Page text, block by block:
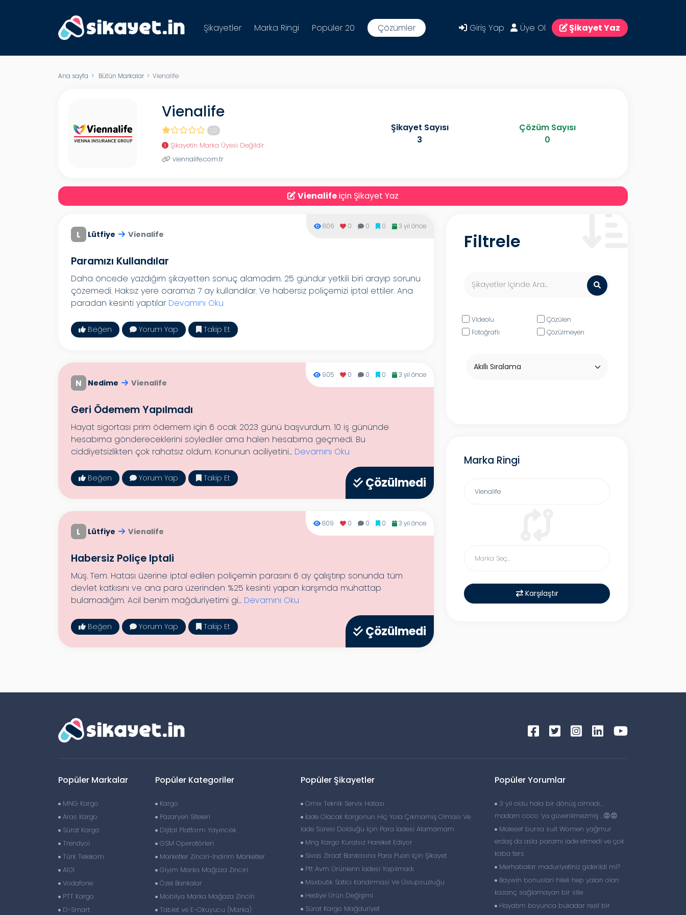
Şikayetler Marka Ringi Popüler 20 Çözümler Giriş Yap Üye Ol Şikayet Yaz
Ana sayfa > Bütün Markalar> Vienalife
Vienalife
1,0
Şikayetin Marka Üyesi Değildir
viennalife.com.tr
Şikayet Sayısı
3
Çözüm Sayısı
0
Vienalifeiçin Şikayet Yaz
L Lütfiye Vienalife
Paramızı Kullandılar
806 0 0 0 3 yıl önce
Daha öncede yazdığım şikayetten sonuç alamadım. 25 gündür yetkili biri arayıp sorunu
çözemedi. Haksız yere oaramızı 7 ay kullandılar. Ve habersiz poliçemizi iptal ettiler. Ana
paradan kesinti yaptılar Devamını Oku
Beğen Yorum Yap Takip Et
N Nedime Vienalife
Geri Ödemem Yapılmadı
905 0 0 0 3 yıl önce
Hayat sigortası prim ödemem için 6 ocak 2023 günü başvurdum. 10 iş gününde
hesabıma göndereceklerini söylediler ama halen hesabıma geçmedi. Bu
ciddiyetsizlikten çok rahatsız oldum. Konunun aciliyetini... Devamını Oku
Beğen Yorum Yap Takip Et Çözülmedi
L Lütfiye Vienalife
Habersiz Poliçe Iptali
809 0 0 0 3 yıl önce
Müş. Tem. Hatası üzerine iptal edilen poliçemin parasını 6 ay çalıştırıp sonunda tüm
devlet katkısını ve ana para üzerinden %25 kesinti yapan karşımda muhattap
bulamadığım. Acil benim mağduriyetimi gi... Devamını Oku
Beğen Yorum Yap Takip Et Çözülmedi
Filtrele
Videolu
Çözülen
Fotoğraflı
Çözülmeyen
Marka Ringi
Karşılaştır
Popüler Markalar
MNG Kargo
Aras Kargo
Sürat Kargo
Trendyol
Türk Telekom
A101
Vodafone
PTT Kargo
D-Smart
Popüler Kategoriler
Kargo
Pazaryeri Siteleri
Dijital Platform Yayıncılık
GSM Operatörleri
Marketler Zinciri-İndirim Marketler
Giyim Marka Mağaza Zinciri
Özel Bankalar
Mobilya Marka Mağaza Zinciri
Tablet ve E-Okuyucu (Marka)
Popüler Şikayetler
Omix Teknik Servix Hatası
İade Olacak Kargonun Hiç Yola Çıkmamış Olması Ve
Iade Süresi Dolduğu Için Para İadesi Alamamam
Mng Kargo Kuralsız Hareket Ediyor
Sivas Ziraat Bankasına Para Puan Için Şikayet
Ptt Avm Ürünlerin İadesi Yapılmadı
Msxbutik Satici Kandirmasi Ve Üslupsuzluğu
Hediye Ürün Değişimi
Sürat Kargo Mağduriyet
Popüler Yorumlar
3 yıl oldu hala bir dönüş olmadı…
madam coco ‘ya güvenilmezmiş …😡😡
Malesef bursa suit Women yağmur
erdaş da asla paramı iade etmedi ve çok
kaba ters
Merhabalar maduriyetiniz giderildi mi?
Baywin bonuslari hileli hep yalan olan
kazanç sağlamayan bir site
Hayatım boyunca bukadar rezil bir